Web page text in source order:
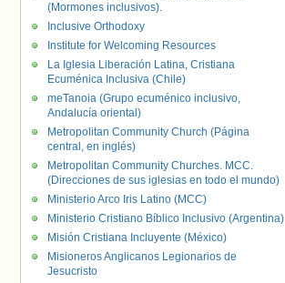
(Mormones inclusivos).
Inclusive Orthodoxy
Institute for Welcoming Resources
La Iglesia Liberación Latina, Cristiana
Ecuménica Inclusiva (Chile)
meTanoia (Grupo ecuménico inclusivo,
Andalucía oriental)
Metropolitan Community Church (Página
central, en inglés)
Metropolitan Community Churches. MCC.
(Direcciones de sus iglesias en todo el mundo)
Ministerio Arco Iris Latino (MCC)
Ministerio Cristiano Bíblico Inclusivo (Argentina)
Misión Cristiana Incluyente (México)
Misioneros Anglicanos Legionarios de
Jesucristo